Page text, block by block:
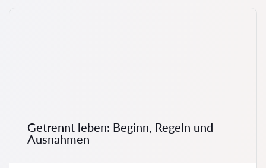
Getrennt leben: Beginn, Regeln und
Ausnahmen